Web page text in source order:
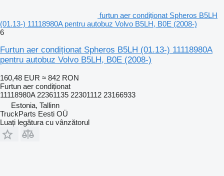
furtun aer condiționat Spheros B5LH
(01.13-) 11118980A pentru autobuz Volvo B5LH, B0E (2008-)
6
Furtun aer condiționat Spheros B5LH (01.13-) 11118980A
pentru autobuz Volvo B5LH, B0E (2008-)
160,48 EUR ≈ 842 RON
Furtun aer condiționat
11118980A 22361135 22301112 23166933
Estonia, Tallinn
TruckParts Eesti OÜ
Luați legătura cu vânzătorul